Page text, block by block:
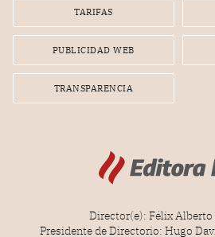
TARIFAS
PUBLICIDAD WEB
TRANSPARENCIA
Director(e): Félix Alberto
Presidente de Directorio: Hugo